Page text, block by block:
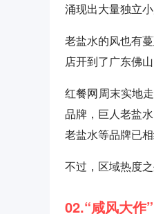
涌现出大量独立小
老盐水的风也有
店开到了广东佛山
红餐网周末实地
品牌，巨人老盐
老盐水等品牌已相
不过，区域热度
02.“咸风大作